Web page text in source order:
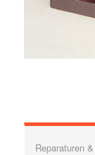
Reparaturen